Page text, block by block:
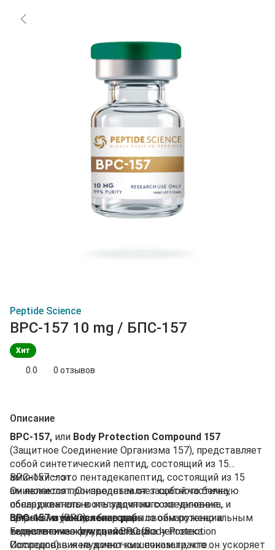
Peptide Science
BPC-157 10 mg / БПС-157
Хит
0.0 0 отзывов
Описание
BPC-157, или Body Protection Compound 157
(Защитное Соединение Организма 157), представляет
собой синтетический пептид, состоящий из 15
аминокислот.
Он является производным от защитного белка,
обнаруженного в желудочном соке человека, и
широко изучается благодаря своим потенциальным
терапевтическим свойствам.
BPC-157 — это пентадекапептид, состоящий из 15
аминокислот. Он представляет собой частичную
последовательность защитного соединения
организма (BPC), которое было обнаружено и
выделено из желудочного сока человека.
Исследования на животных показали, что он ускоряет
BPC-157 и заживление ран
Естественная функция BPC (Body Protection
Compound) в желудочно-кишечном тракте